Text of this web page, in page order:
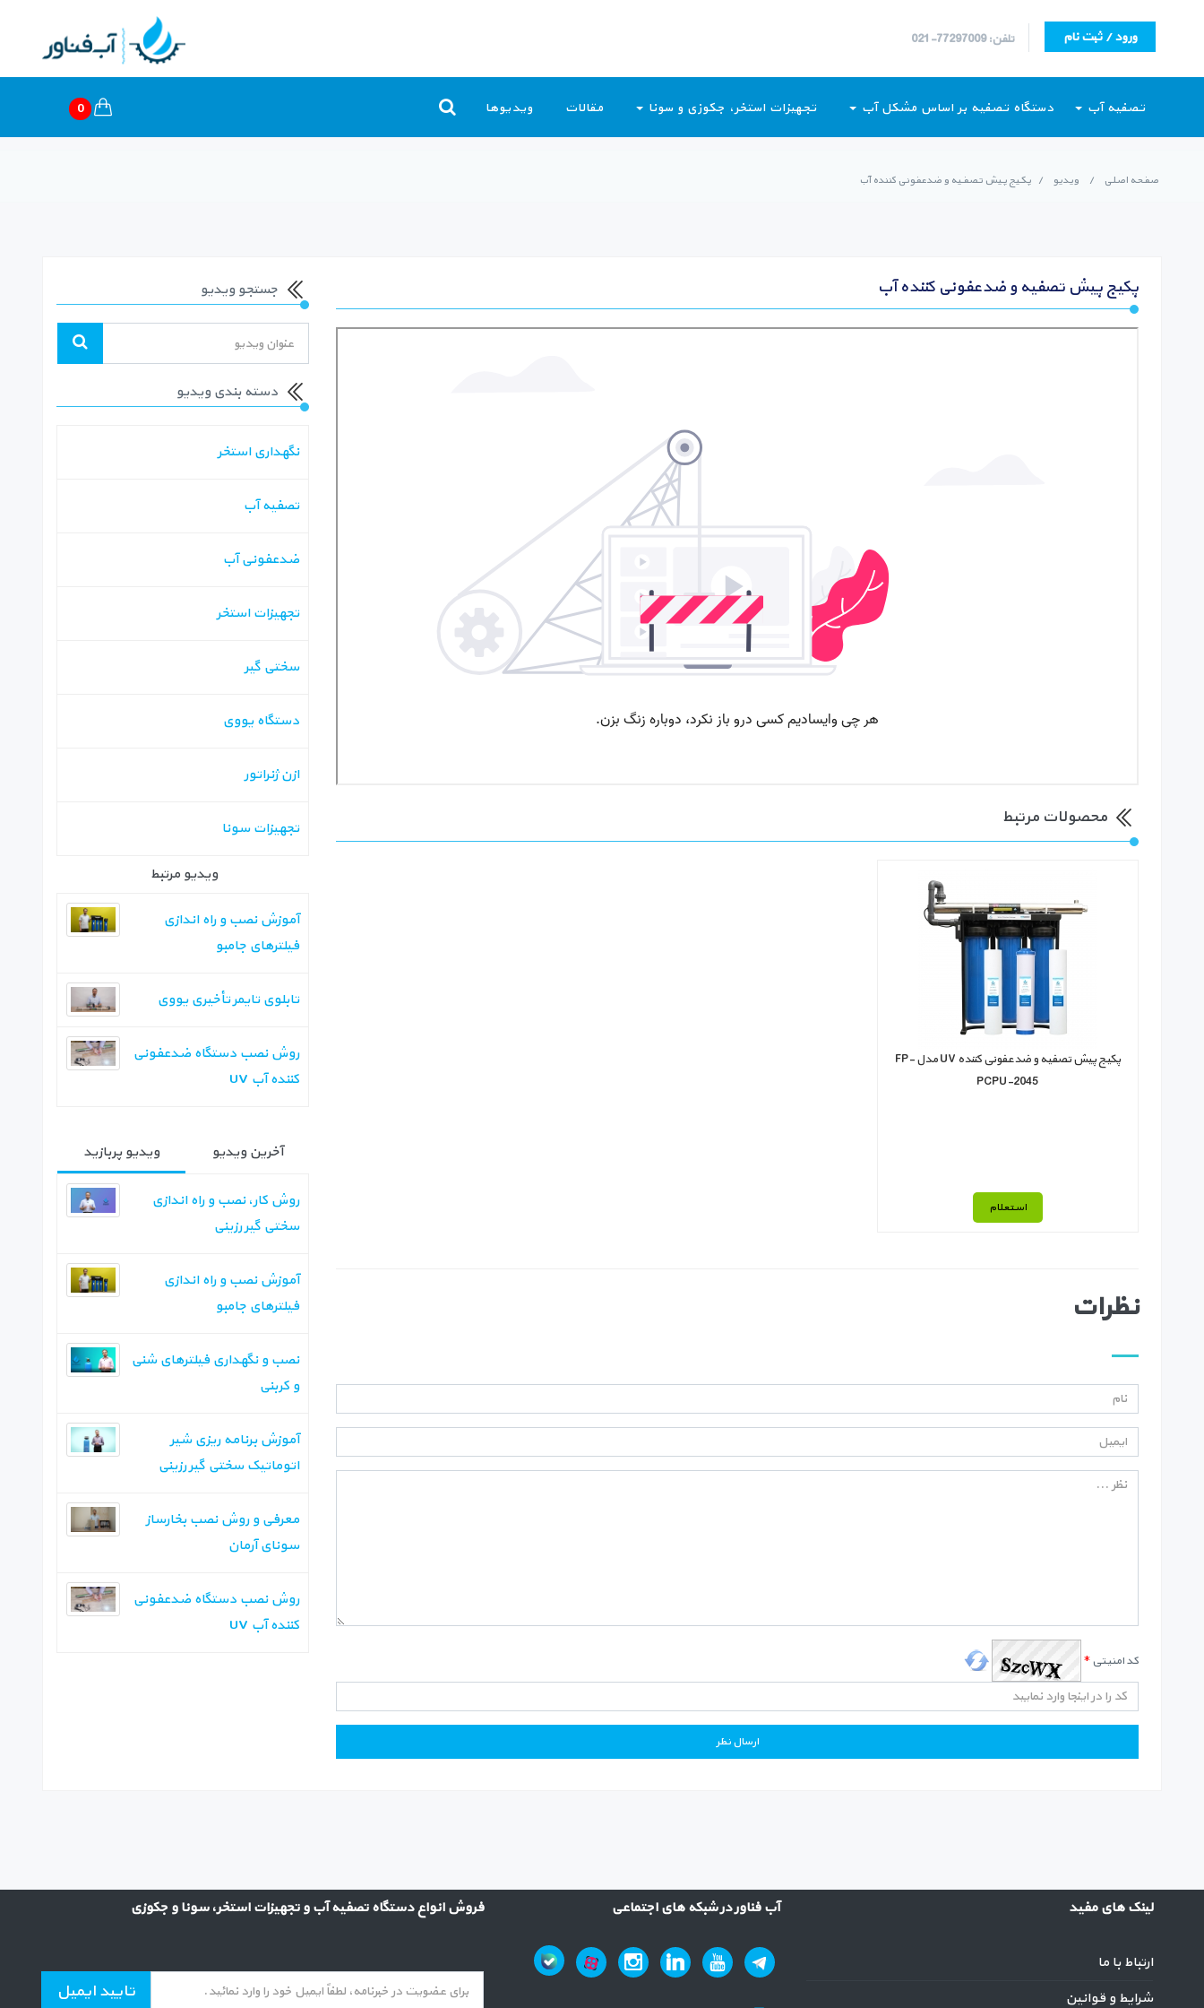
تلفن: 77297009-021 ورود / ثبت نام
تصفیه آب دستگاه تصفیه بر اساس مشکل آب تجهیزات استخر، جکوزی و سونا مقالات ویدیوها 0
صفحه اصلی / ویدیو / پکیج پیش تصفیه و ضدعفونی کننده آب
پکیج پیش تصفیه و ضدعفونی کننده آب
محصولات مرتبط
پکیج پیش تصفیه و ضدعفونی کننده UV مدل FP-
PCPU-2045
استعلام
نظرات
کد امنیتی*
جستجو ویدیو
دسته بندی ویدیو
نگهداری استخر
تصفیه آب
ضدعفونی آب
تجهیزات استخر
سختی گیر
دستگاه یووی
ازن ژنراتور
تجهیزات سونا
ویدیو مرتبط
آموزش نصب و راه اندازی
فیلترهای جامبو
تابلوی تایمر تأخیری یووی
روش نصب دستگاه ضدعفونی
کننده آب UV
آخرین ویدیو ویدیو پربازید
روش کار، نصب و راه اندازی
سختی گیر رزینی
آموزش نصب و راه اندازی
فیلترهای جامبو
نصب و نگهداری فیلترهای شنی
و کربنی
آموزش برنامه ریزی شیر
اتوماتیک سختی گیر رزینی
معرفی و روش نصب بخارساز
سونای آرمان
روش نصب دستگاه ضدعفونی
کننده آب UV
لینک های مفید
ارتباط با ما
شرایط و قوانین
آب فناور در شبکه های اجتماعی فروش انواع دستگاه تصفیه آب و تجهیزات استخر، سونا و جکوزی
تایید ایمیل